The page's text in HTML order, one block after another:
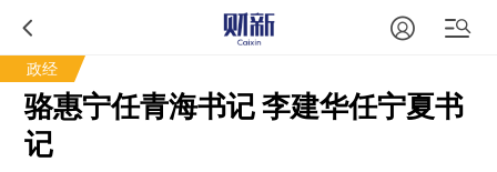
政经
骆惠宁任青海书记 李建华任宁夏书
记